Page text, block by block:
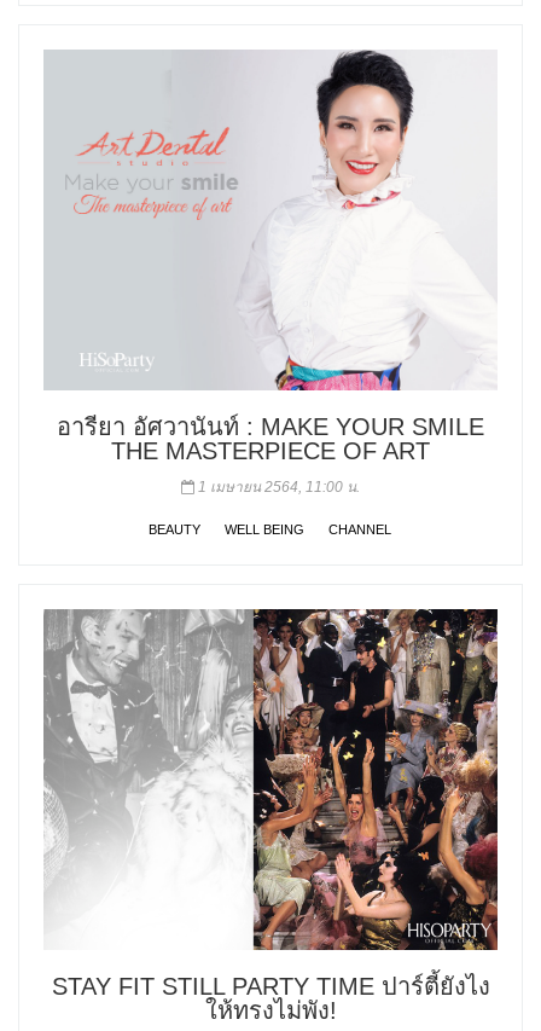
อารียา อัศวานันท์ : MAKE YOUR SMILE
THE MASTERPIECE OF ART
1 เมษายน 2564, 11:00 น.
BEAUTY WELL BEING CHANNEL
STAY FIT STILL PARTY TIME ปาร์ตี้ยังไง
ให้ทรงไม่พัง!